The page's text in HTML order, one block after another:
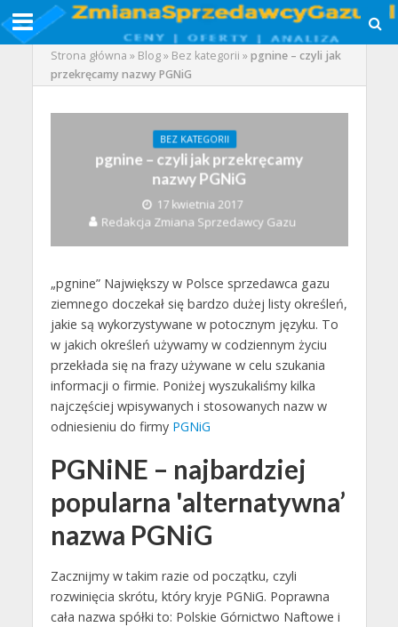
Strona główna » Blog» Bez kategorii »pgnine – czyli jak
przekręcamy nazwy PGNiG
BEZ KATEGORII
pgnine – czyli jak przekręcamy
nazwy PGNiG
17 kwietnia 2017
Redakcja Zmiana Sprzedawcy Gazu
„pgnine” Największy w Polsce sprzedawca gazu
ziemnego doczekał się bardzo dużej listy określeń,
jakie są wykorzystywane w potocznym języku. To
w jakich określeń używamy w codziennym życiu
przekłada się na frazy używane w celu szukania
informacji o firmie. Poniżej wyszukaliśmy kilka
najczęściej wpisywanych i stosowanych nazw w
odniesieniu do firmy PGNiG
PGNiNE – najbardziej
popularna 'alternatywna’
nazwa PGNiG
Zacznijmy w takim razie od początku, czyli
rozwinięcia skrótu, który kryje PGNiG. Poprawna
cała nazwa spółki to: Polskie Górnictwo Naftowe i